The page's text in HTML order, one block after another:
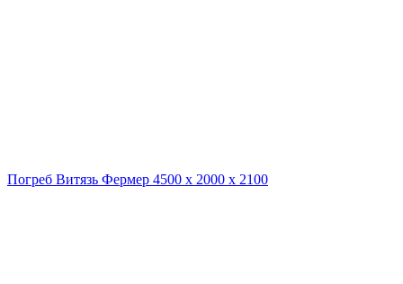
Погреб Витязь Фермер 4500 х 2000 х 2100